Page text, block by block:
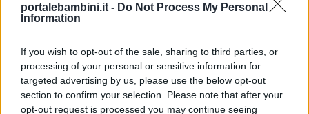
portalebambini.it - Do Not Process My Personal
Information
If you wish to opt-out of the sale, sharing to third parties, or
processing of your personal or sensitive information for
targeted advertising by us, please use the below opt-out
section to confirm your selection. Please note that after your
opt-out request is processed you may continue seeing
aforismi
Buongiorno
Buonanotte